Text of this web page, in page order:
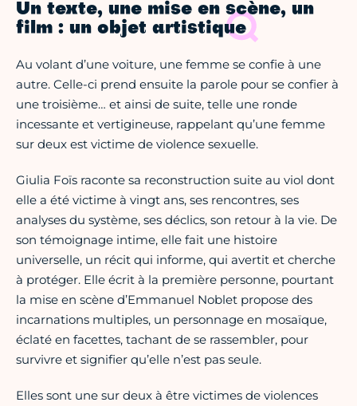
Un texte, une mise en scène, un
film : un objet artistique
Au volant d’une voiture, une femme se confie à une
autre. Celle-ci prend ensuite la parole pour se confier à
une troisième… et ainsi de suite, telle une ronde
incessante et vertigineuse, rappelant qu’une femme
sur deux est victime de violence sexuelle.
Giulia Foïs raconte sa reconstruction suite au viol dont
elle a été victime à vingt ans, ses rencontres, ses
analyses du système, ses déclics, son retour à la vie. De
son témoignage intime, elle fait une histoire
universelle, un récit qui informe, qui avertit et cherche
à protéger. Elle écrit à la première personne, pourtant
la mise en scène d’Emmanuel Noblet propose des
incarnations multiples, un personnage en mosaïque,
éclaté en facettes, tachant de se rassembler, pour
survivre et signifier qu’elle n’est pas seule.
Elles sont une sur deux à être victimes de violences